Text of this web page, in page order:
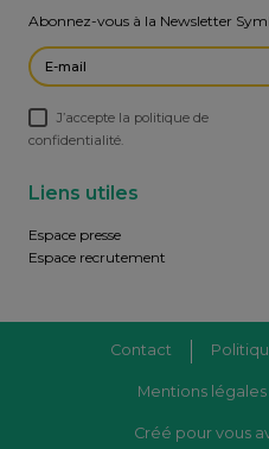
Abonnez-vous à la Newsletter
J’accepte la politique de
confidentialité.
Liens utiles
Espace presse
Espace recrutement
Contact
Mentions légales
Créé pour vous